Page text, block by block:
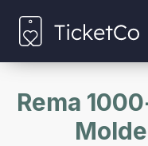
Rema